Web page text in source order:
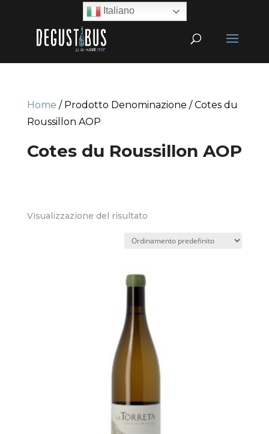
Home / Prodotto Denominazione / Cotes du
Roussillon AOP
Cotes du Roussillon AOP
Visualizzazione del risultato
Italiano